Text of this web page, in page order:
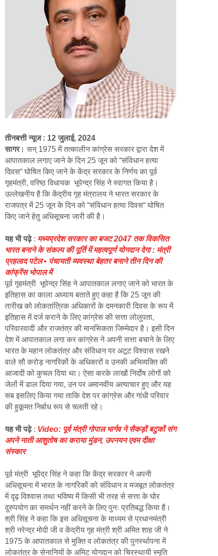
तीनबत्ती न्यूज : 12 जुलाई, 2024
सागर। सन् 1975 में तत्कालीन कांग्रेस सरकार द्वारा देश में
आपातकाल लगाए जाने के दिन 25 जून को “संविधान हत्या
दिवस“ घोषित किए जाने के केंद्र सरकार के निर्णय का पूर्व
गृहमंत्री, वरिष्ठ विधायक भूपेन्द्र सिंह ने स्वागत किया है।
उल्लेखनीय है कि केंद्रीय गृह मंत्रालय ने भारत सरकार के
राजपत्र में 25 जून के दिन को “संविधान हत्या दिवस“ घोषित
किए जाने हेतु अधिसूचना जारी की है।
यह भी पढ़े: मध्यप्रदेश सरकार का बजट 2047 तक विकसित
भारत बनाने के संकल्प की पूर्ति में महत्वपूर्ण योगदान देगा : मंत्री
प्रहलाद पटेल ▪️ पंचायती व्यवस्था बेहतर बनाने तीन दिन की
कांफ्रेंस भोपाल में
पूर्व गृहमंत्री भूपेन्द्र सिंह ने आपातकाल लगाए जाने को भारत के
इतिहास का काला अध्याय बताते हुए कहा है कि 25 जून की
तारीख को लोकतांत्रिक अधिकारों के दमनकारी दिवस के रूप में
इतिहास में दर्ज कराने के लिए कांग्रेस की सत्ता लोलुपता,
परिवारवादी और राजतंत्र की मानसिकता जिम्मेदार है। इसी दिन
देश में आपातकाल लगा कर कांग्रेस ने अपनी सत्ता बचाने के लिए
भारत के महान लोकतंत्र और संविधान पर अटूट विश्वास रखने
वाले सौ करोड़ नागरिकों के अधिकारों व उनकी अभिव्यक्ति की
आजादी को कुचल दिया था। ऐसा करके लाखों निर्दोष लोगों को
जेलों में डाल दिया गया, उन पर अमानवीय अत्याचार हुए और यह
सब इसलिए किया गया ताकि देश पर कांग्रेस और गांधी परिवार
की हुकूमत निर्बाध रूप से चलती रहे।
यह भी पढ़े: Video: पूर्व मंत्री गोपाल भार्गव ने सैकड़ों बटुकों संग
अपने नाती आशुतोष का कराया मुंडन, उपनयन एवम दीक्षा
संस्कार
पूर्व मंत्री भूपेंद्र सिंह ने कहा कि केंद्र सरकार ने अपनी
अधिसूचना में भारत के नागरिकों को संविधान व मजबूत लोकतंत्र
में दृढ़ विश्वास तथा भविष्य में किसी भी तरह से सत्ता के घोर
दुरुपयोग का समर्थन नहीं करने के लिए पुनः प्रतिबद्ध किया है।
श्री सिंह ने कहा कि इस अधिसूचना के माध्यम से प्रधानमंत्री
श्री नरेन्द्र मोदी जी व केंद्रीय गृह मंत्री श्री अमित शाह जी ने
1975 के आपातकाल से मुक्ति व लोकतंत्र की पुनर्स्थापना में
लोकतंत्र के सेनानियों के अमिट योगदान को चिरस्थायी स्मृति